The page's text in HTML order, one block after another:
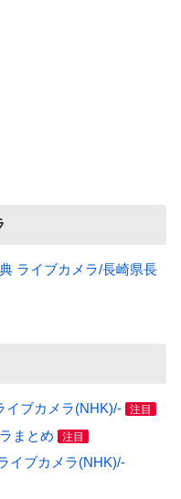
ライブカメラ/長崎県長
イブカメラ(NHK)/- 注目
まとめ 注目
イブカメラ(NHK)/-